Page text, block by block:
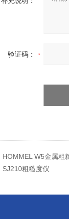
验证码：
HOMMEL W5金属粗
SJ210粗糙度仪